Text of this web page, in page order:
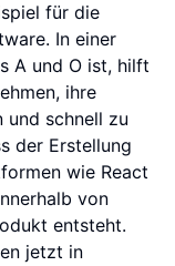
für die
In einer
A und O ist, hilft
ihre
und schnell zu
der Erstellung
wie React
von
entsteht.
jetzt in